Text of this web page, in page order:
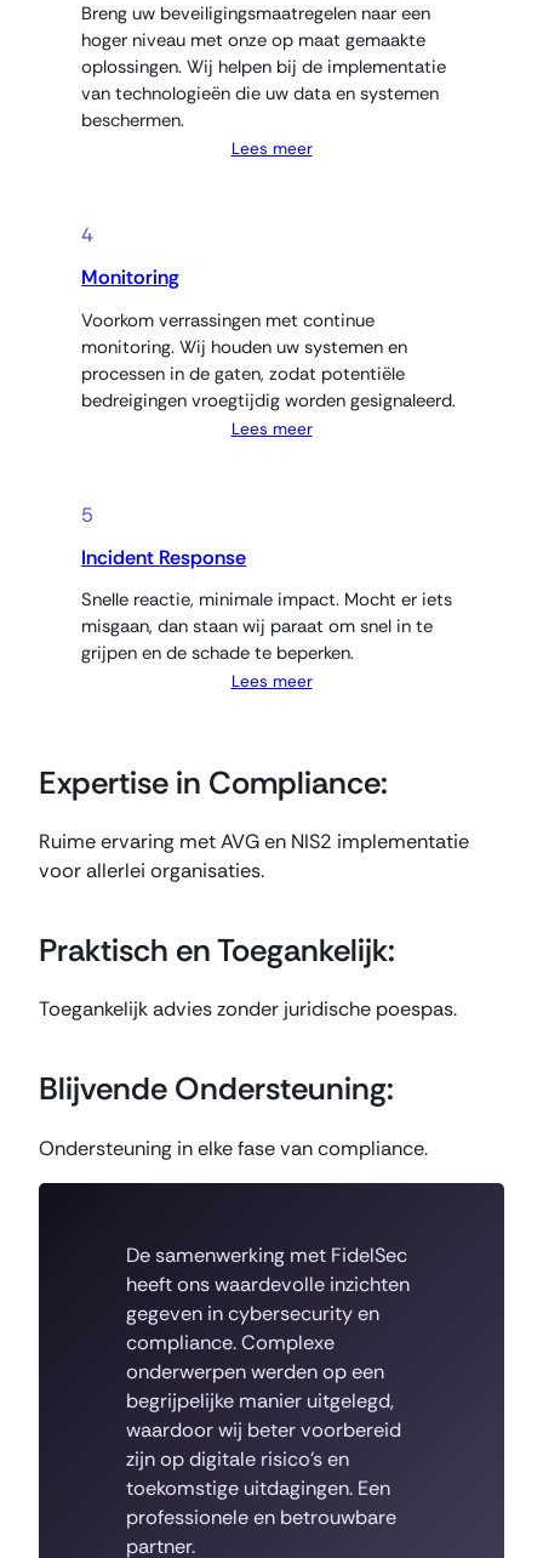
Breng uw beveiligingsmaatregelen naar een
hoger niveau met onze op maat gemaakte
oplossingen. Wij helpen bij de implementatie
van technologieën die uw data en systemen
beschermen.
Lees meer
4
Monitoring
Voorkom verrassingen met continue
monitoring. Wij houden uw systemen en
processen in de gaten, zodat potentiële
bedreigingen vroegtijdig worden gesignaleerd.
Lees meer
5
Incident Response
Snelle reactie, minimale impact. Mocht er iets
misgaan, dan staan wij paraat om snel in te
grijpen en de schade te beperken.
Lees meer
Expertise in Compliance:
Ruime ervaring met AVG en NIS2 implementatie
voor allerlei organisaties.
Praktisch en Toegankelijk:
Toegankelijk advies zonder juridische poespas.
Blijvende Ondersteuning:
Ondersteuning in elke fase van compliance.
De samenwerking met FidelSec
heeft ons waardevolle inzichten
gegeven in cybersecurity en
compliance. Complexe
onderwerpen werden op een
begrijpelijke manier uitgelegd,
waardoor wij beter voorbereid
zijn op digitale risico’s en
toekomstige uitdagingen. Een
professionele en betrouwbare
partner.